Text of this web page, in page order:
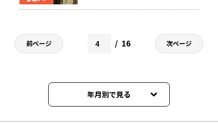
前ページ 16 次ページ
年月別で見る